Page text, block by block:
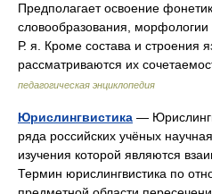
Предполагает освоение
словообразования, морфологии
Р. я. Кроме состава и строения
рассматриваются их
педагогическая энциклопедия
Юрислингвистика —
ряда российских учёных
изучения которой являются
Термин юрислингвистика по